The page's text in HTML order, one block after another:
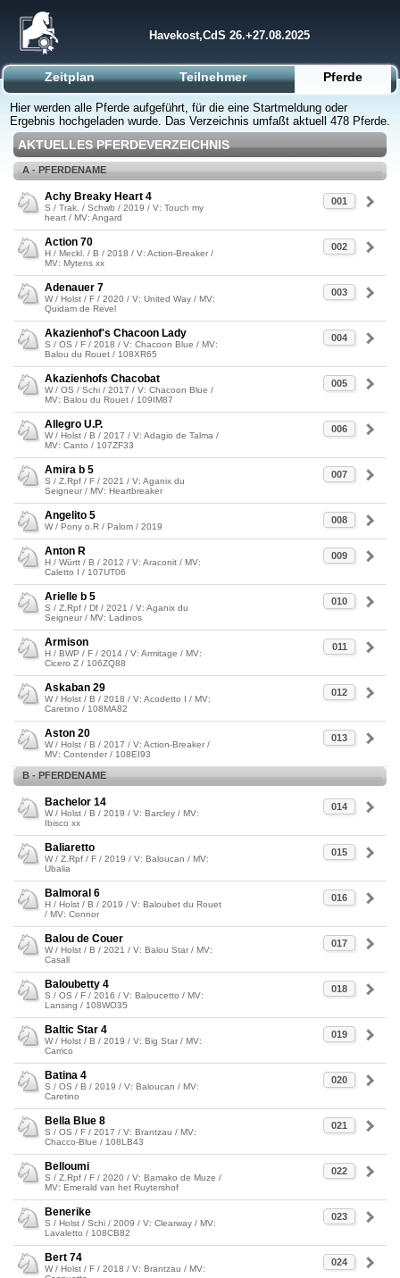
Havekost,CdS 26.+27.08.2025
Zeitplan Teilnehmer Pferde
Hier werden alle Pferde aufgeführt, für die eine Startmeldung oder
Ergebnis hochgeladen wurde. Das Verzeichnis umfaßt aktuell 478 Pferde.
AKTUELLES PFERDEVERZEICHNIS
A - PFERDENAME
001
Achy Breaky Heart 4
S / Trak. / Schwb / 2019 / V: Touch my
heart / MV: Angard
002
Action 70
H / Meckl. / B / 2018 / V: Action-Breaker /
MV: Mytens xx
003
Adenauer 7
W / Holst / F / 2020 / V: United Way / MV:
Quidam de Revel
004
Akazienhof's Chacoon Lady
S / OS / F / 2018 / V: Chacoon Blue / MV:
Balou du Rouet / 108XR65
005
Akazienhofs Chacobat
W / OS / Schi / 2017 / V: Chacoon Blue /
MV: Balou du Rouet / 109IM87
006
Allegro U.P.
W / Holst / B / 2017 / V: Adagio de Talma /
MV: Canto / 107ZF33
007
Amira b 5
S / Z.Rpf / F / 2021 / V: Aganix du
Seigneur / MV: Heartbreaker
008
Angelito 5
W / Pony o.R / Palom / 2019
009
Anton R
H / Württ / B / 2012 / V: Araconit / MV:
Caletto I / 107UT06
010
Arielle b 5
S / Z.Rpf / Df / 2021 / V: Aganix du
Seigneur / MV: Ladinos
011
Armison
H / BWP / F / 2014 / V: Armitage / MV:
Cicero Z / 106ZQ88
012
Askaban 29
W / Holst / B / 2018 / V: Acodetto I / MV:
Caretino / 108MA82
013
Aston 20
W / Holst / B / 2017 / V: Action-Breaker /
MV: Contender / 108EI93
B - PFERDENAME
014
Bachelor 14
W / Holst / B / 2019 / V: Barcley / MV:
Ibisco xx
015
Baliaretto
W / Z.Rpf / F / 2019 / V: Baloucan / MV:
Ubalia
016
Balmoral 6
H / Holst / B / 2019 / V: Baloubet du Rouet
/ MV: Connor
017
Balou de Couer
W / Holst / B / 2021 / V: Balou Star / MV:
Casall
018
Baloubetty 4
S / OS / F / 2016 / V: Baloucetto / MV:
Lansing / 108WO35
019
Baltic Star 4
W / Holst / B / 2019 / V: Big Star / MV:
Carrico
020
Batina 4
S / OS / B / 2019 / V: Baloucan / MV:
Caretino
021
Bella Blue 8
S / OS / F / 2017 / V: Brantzau / MV:
Chacco-Blue / 108LB43
022
Belloumi
S / Z.Rpf / F / 2020 / V: Bamako de Muze /
MV: Emerald van het Ruytershof
023
Benerike
S / Holst / Schi / 2009 / V: Clearway / MV:
Lavaletto / 108CB82
024
Bert 74
W / Holst / F / 2018 / V: Brantzau / MV: